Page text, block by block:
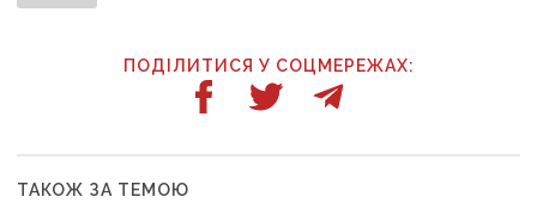
ПОДІЛИТИСЯ У СОЦМЕРЕЖАХ:
ТАКОЖ ЗА ТЕМОЮ